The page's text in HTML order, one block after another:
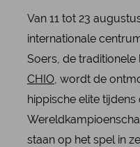
Van 11 tot 23
internationale
Soers, de
CHIO, wordt de
hippische elite tijdens
staan op het spel in